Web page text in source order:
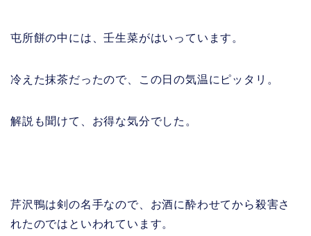
屯所餅の中には、壬生菜がはいっています。
冷えた抹茶だったので、この日の気温にピッタリ。
解説も聞けて、お得な気分でした。
芹沢鴨は剣の名手なので、お酒に酔わせてから殺害さ
れたのではといわれています。